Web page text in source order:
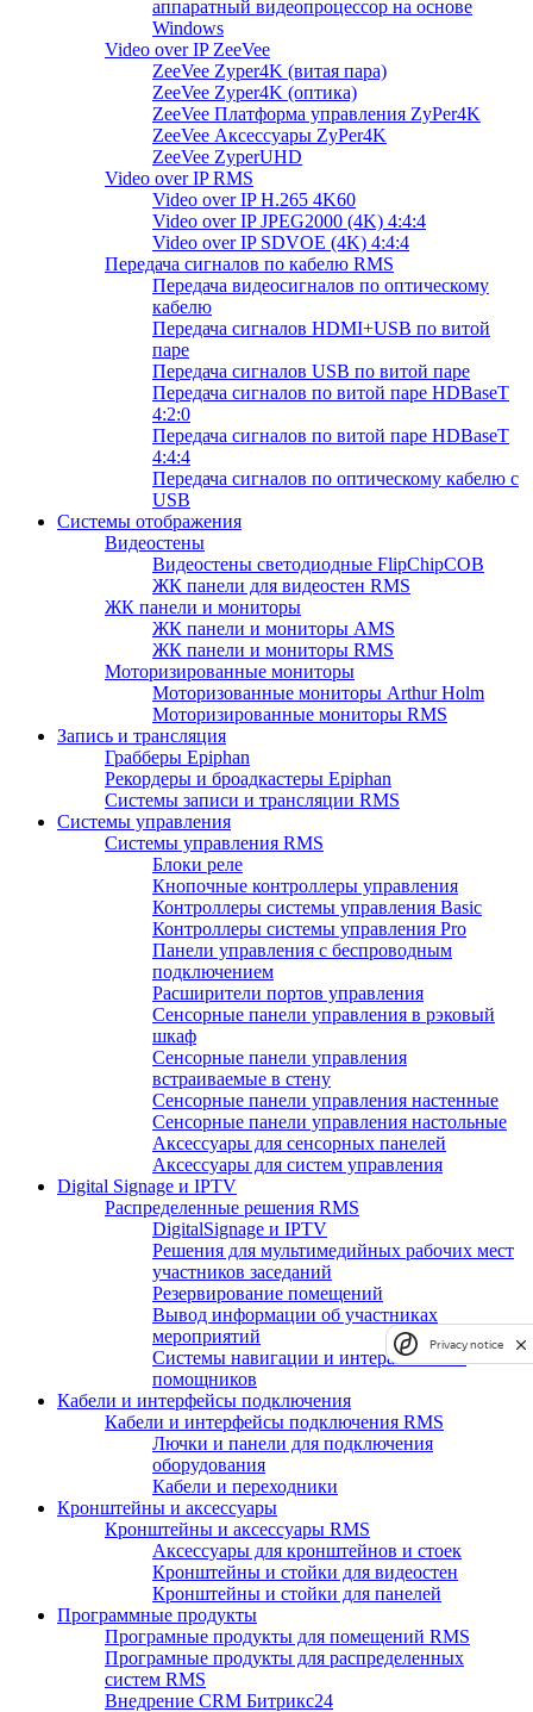
аппаратный видеопроцессор на основе
Windows
Video over IP ZeeVee
ZeeVee Zyper4K (витая пара)
ZeeVee Zyper4K (оптика)
ZeeVee Платформа управления ZyPer4K
ZeeVee Аксессуары ZyPer4K
ZeeVee ZyperUHD
Video over IP RMS
Video over IP H.265 4K60
Video over IP JPEG2000 (4K) 4:4:4
Video over IP SDVOE (4K) 4:4:4
Передача сигналов по кабелю RMS
Передача видеосигналов по оптическому
кабелю
Передача сигналов HDMI+USB по витой
паре
Передача сигналов USB по витой паре
Передача сигналов по витой паре HDBaseT
4:2:0
Передача сигналов по витой паре HDBaseT
4:4:4
Передача сигналов по оптическому кабелю с
USB
Системы отображения
Видеостены
Видеостены светодиодные FlipChipCOB
ЖК панели для видеостен RMS
ЖК панели и мониторы
ЖК панели и мониторы AMS
ЖК панели и мониторы RMS
Моторизированные мониторы
Моторизованные мониторы Arthur Holm
Моторизированные мониторы RMS
Запись и трансляция
Грабберы Epiphan
Рекордеры и броадкастеры Epiphan
Системы записи и трансляции RMS
Системы управления
Системы управления RMS
Блоки реле
Кнопочные контроллеры управления
Контроллеры системы управления Basic
Контроллеры системы управления Pro
Панели управления с беспроводным
подключением
Расширители портов управления
Сенсорные панели управления в рэковый
шкаф
Сенсорные панели управления
встраиваемые в стену
Сенсорные панели управления настенные
Сенсорные панели управления настольные
Аксессуары для сенсорных панелей
Аксессуары для систем управления
Digital Signage и IPTV
Распределенные решения RMS
DigitalSignage и IPTV
Решения для мультимедийных рабочих мест
участников заседаний
Резервирование помещений
Вывод информации об участниках
мероприятий
Системы навигации и интерактивных
помощников
Кабели и интерфейсы подключения
Кабели и интерфейсы подключения RMS
Лючки и панели для подключения
оборудования
Кабели и переходники
Кронштейны и аксессуары
Кронштейны и аксессуары RMS
Аксессуары для кронштейнов и стоек
Кронштейны и стойки для видеостен
Кронштейны и стойки для панелей
Программные продукты
Програмные продукты для помещений RMS
Програмные продукты для распределенных
систем RMS
Внедрение CRM Битрикс24
Privacy notice